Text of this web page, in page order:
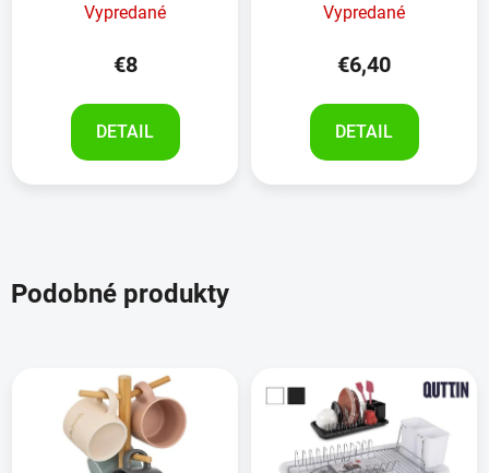
Vypredané
€8
DETAIL
Vypredané
€6,40
DETAIL
Podobné produkty